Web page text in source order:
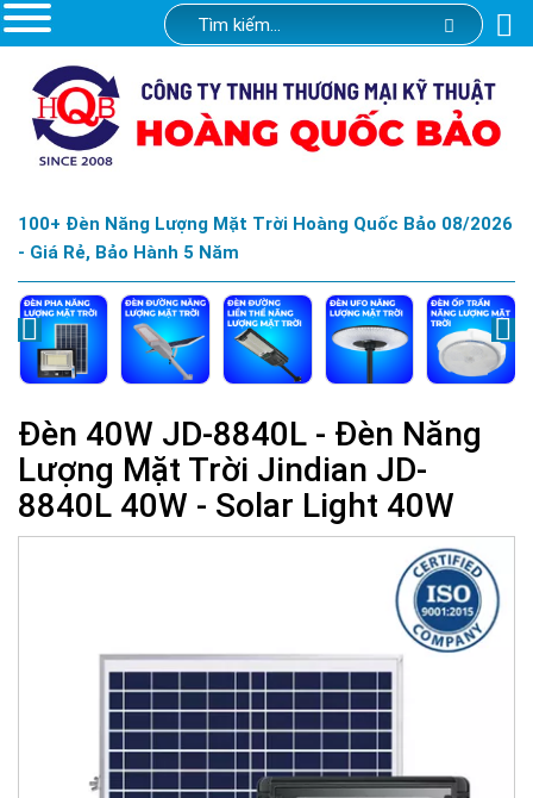
100+ Đèn Năng Lượng Mặt Trời Hoàng Quốc Bảo 08/2026
- Giá Rẻ, Bảo Hành 5 Năm
Đèn 40W JD-8840L - Đèn Năng
Lượng Mặt Trời Jindian JD-
8840L 40W - Solar Light 40W